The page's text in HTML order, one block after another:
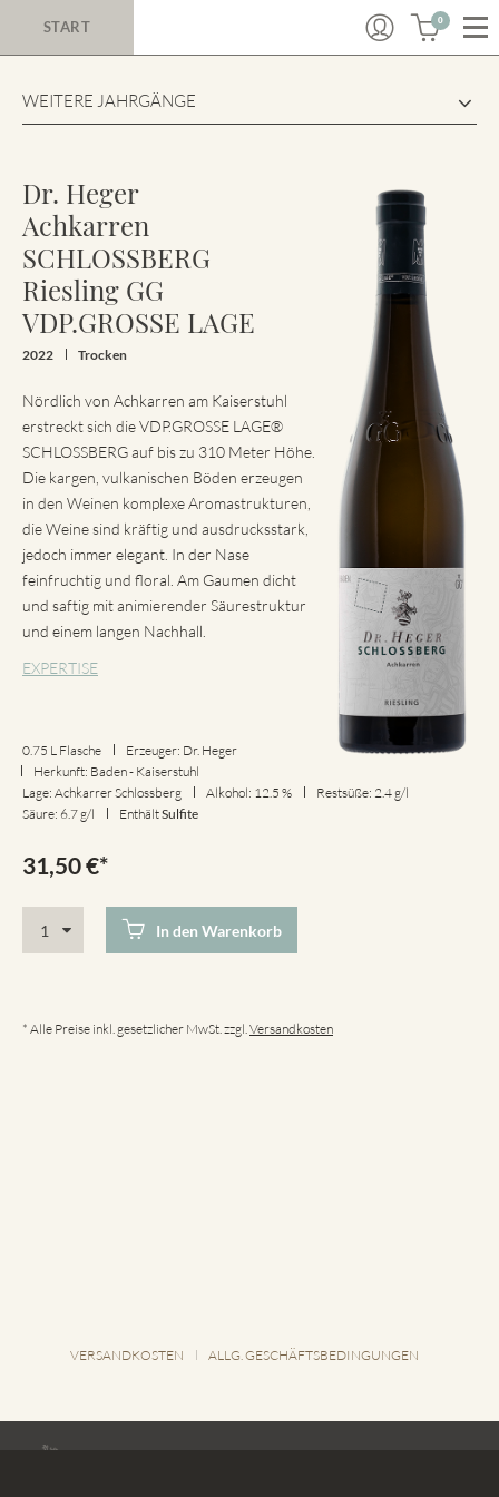
START 0
WEITERE JAHRGÄNGE
Dr. Heger
Achkarren
SCHLOSSBERG
Riesling GG
VDP.GROSSE LAGE
2022 Trocken
Nördlich von Achkarren am Kaiserstuhl
erstreckt sich die VDP.GROSSE LAGE®
SCHLOSSBERG auf bis zu 310 Meter Höhe.
Die kargen, vulkanischen Böden erzeugen
in den Weinen komplexe Aromastrukturen,
die Weine sind kräftig und ausdrucksstark,
jedoch immer elegant. In der Nase
feinfruchtig und floral. Am Gaumen dicht
und saftig mit animierender Säurestruktur
und einem langen Nachhall.
EXPERTISE
0.75 L Flasche
Erzeuger: Dr. Heger
Herkunft: Baden - Kaiserstuhl
Lage: Achkarrer Schlossberg
Alkohol: 12.5 %
Restsüße: 2.4 g/l
Säure: 6.7 g/l
EnthältSulfite
31,50€*
In den Warenkorb
* Alle Preise inkl. gesetzlicher MwSt. zzgl. Versandkosten
VERSANDKOSTEN ALLG. GESCHÄFTSBEDINGUNGEN